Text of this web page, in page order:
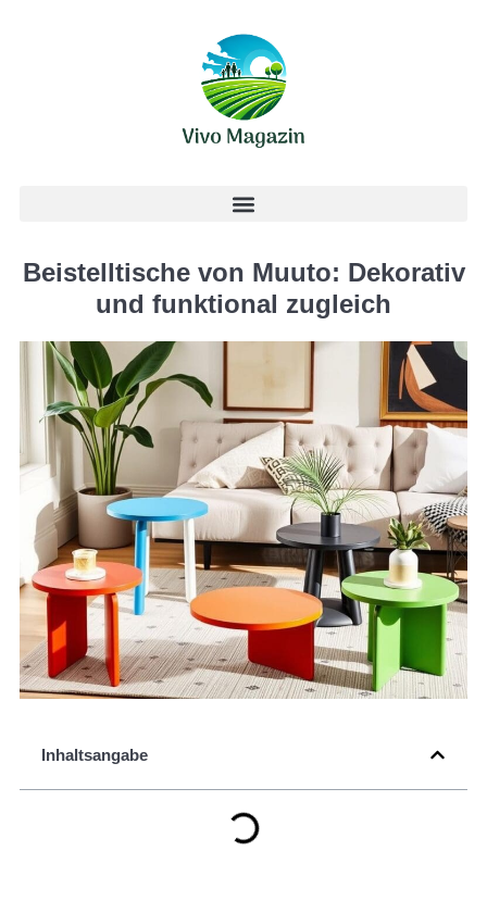
Beistelltische von Muuto: Dekorativ
und funktional zugleich
Inhaltsangabe